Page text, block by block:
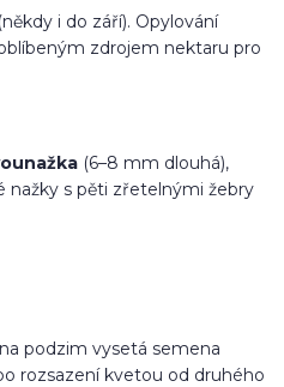
(někdy i do září). Opylování
zdrojem nektaru pro
(6–8 mm dlouhá),
nažky s pěti zřetelnými žebry
podzim vysetá semena
rozsazení kvetou od druhého